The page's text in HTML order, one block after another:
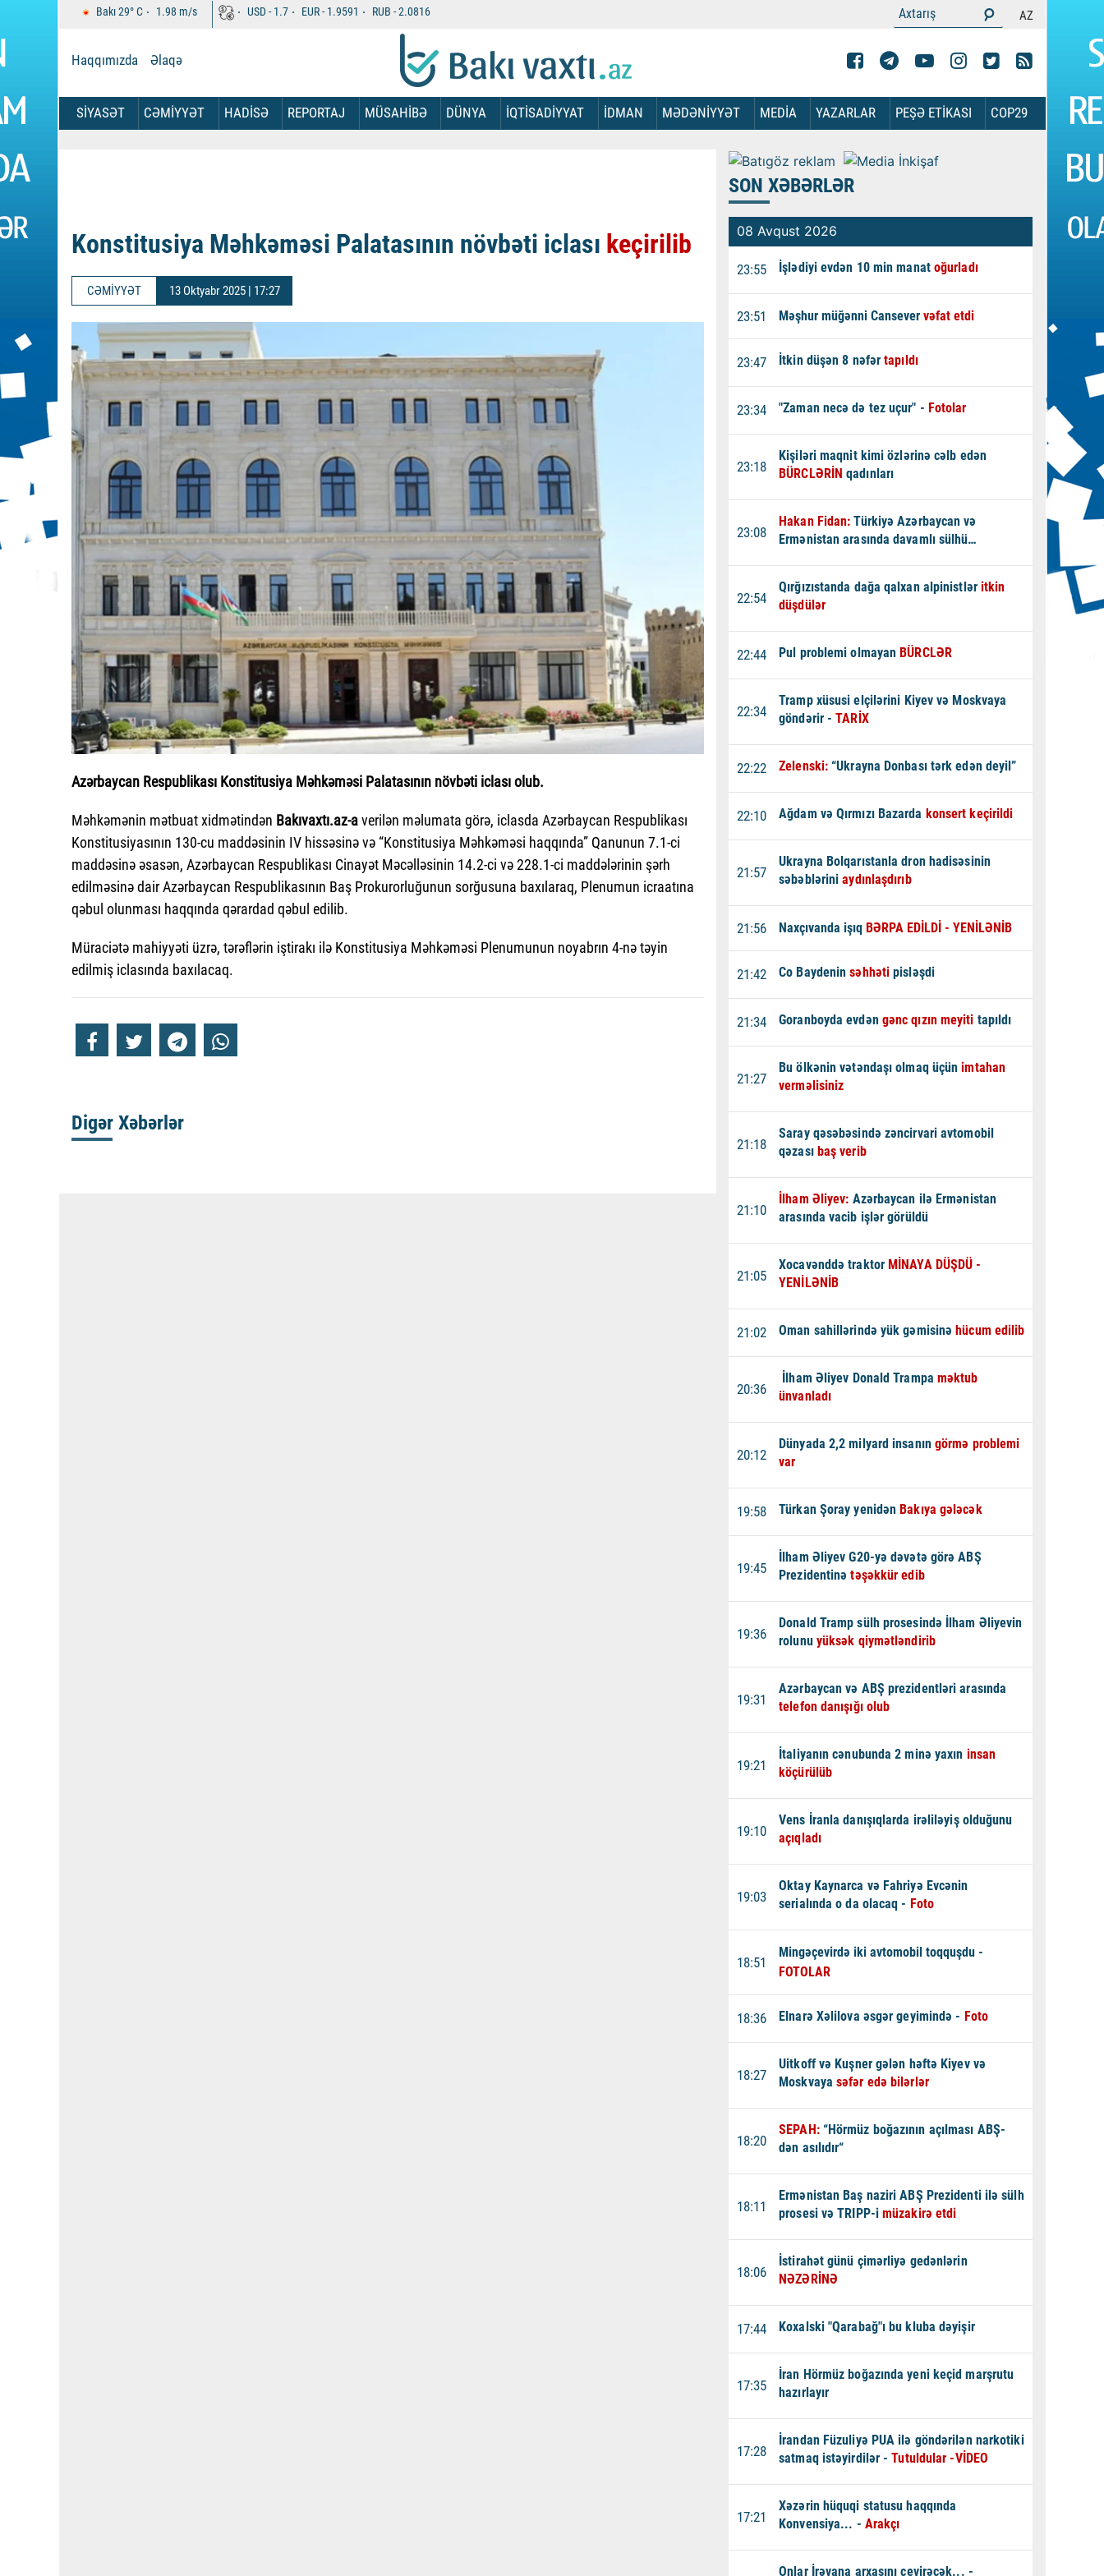
Bakı29°C 1.98 m/s USD -1.7 EUR -1.9591 RUB -2.0816 AZ
Haqqımızda Əlaqə
SİYASƏT CƏMİYYƏT HADİSƏ REPORTAJ MÜSAHİBƏ DÜNYA İQTİSADİYYAT İDMAN MƏDƏNİYYƏT MEDİA YAZARLAR PEŞƏ ETİKASI COP29
Konstitusiya Məhkəməsi Palatasının növbəti iclası keçirilib
CƏMİYYƏT 13 Oktyabr 2025 | 17:27
Azərbaycan Respublikası Konstitusiya Məhkəməsi Palatasının növbəti iclası olub.
Məhkəmənin mətbuat xidmətindən Bakıvaxtı.az-averilən məlumata görə, iclasda Azərbaycan Respublikası
Konstitusiyasının 130-cu maddəsinin IV hissəsinə və “Konstitusiya Məhkəməsi haqqında” Qanunun 7.1-ci
maddəsinə əsasən, Azərbaycan Respublikası Cinayət Məcəlləsinin 14.2-ci və 228.1-ci maddələrinin şərh
edilməsinə dair Azərbaycan Respublikasının Baş Prokurorluğunun sorğusuna baxılaraq, Plenumun icraatına
qəbul olunması haqqında qərardad qəbul edilib.
Müraciətə mahiyyəti üzrə, tərəflərin iştirakı ilə Konstitusiya Məhkəməsi Plenumunun noyabrın 4-nə təyin
edilmiş iclasında baxılacaq.
Digər Xəbərlər
SON XƏBƏRLƏR
08 Avqust 2026
23:55 İşlədiyi evdən 10 min manat oğurladı
23:51 Məşhur müğənni Cansevervəfat etdi
23:47 İtkin düşən 8 nəfərtapıldı
23:34 "Zaman necə də tez uçur" - Fotolar
23:18
Kişiləri maqnit kimi özlərinə cəlb edən
BÜRCLƏRİN qadınları
23:08
Hakan Fidan: Türkiyə Azərbaycan və
Ermənistan arasında davamlı sülhü
22:54
Qırğızıstanda dağa qalxan alpinistlər itkin
düşdülər
22:44 Pul problemi olmayan BÜRCLƏR
22:34
Tramp xüsusi elçilərini Kiyev və Moskvaya
göndərir -TARİX
22:22 Zelenski: “Ukrayna Donbası tərk edən deyil”
22:10 Ağdam və Qırmızı Bazarda konsert keçirildi
21:57
Ukrayna Bolqarıstanla dron hadisəsinin
səbəbləriniaydınlaşdırıb
21:56 Naxçıvanda işıq BƏRPA EDİLDİ - YENİLƏNİB
21:42 Co Baydeninsəhhəti pisləşdi
21:34 Goranboyda evdən gənc qızın meyiti tapıldı
21:27
Bu ölkənin vətəndaşı olmaq üçünimtahan
verməlisiniz
21:18
Saray qəsəbəsində zəncirvari avtomobil
qəzası baş verib
21:10
İlham Əliyev: Azərbaycan ilə Ermənistan
arasında vacib işlər görüldü
21:05
Xocavənddə traktor MİNAYA DÜŞDÜ -
YENİLƏNİB
21:02 Oman sahillərində yük gəmisinəhücum edilib
20:36
İlham Əliyev Donald Trampa məktub
ünvanladı
20:12
Dünyada 2,2 milyard insanın görmə problemi
var
19:58 Türkan Şoray yenidən Bakıya gələcək
19:45
İlham Əliyev G20-yə dəvətə görə ABŞ
Prezidentinətəşəkkür edib
19:36
Donald Tramp sülh prosesində İlham Əliyevin
rolunu yüksək qiymətləndirib
19:31
Azərbaycan və ABŞ prezidentləri arasında
telefon danışığı olub
19:21
İtaliyanın cənubunda 2 minə yaxın insan
köçürülüb
19:10
Vens İranla danışıqlarda irəliləyiş olduğunu
açıqladı
19:03
Oktay Kaynarca və Fahriyə Evcənin
serialında o da olacaq - Foto
18:51
Mingəçevirdə iki avtomobil toqquşdu -
FOTOLAR
18:36 Elnarə Xəlilova əsgər geyimində - Foto
18:27
Uitkoff və Kuşner gələn həftə Kiyev və
Moskvayasəfər edə bilərlər
18:20
SEPAH: “Hörmüz boğazının açılması ABŞ-
dən asılıdır“
18:11
Ermənistan Baş naziri ABŞ Prezidenti ilə sülh
prosesi və TRIPP-imüzakirə etdi
18:06
İstirahət günü çimərliyə gedənlərin
NƏZƏRİNƏ
17:44 Koxalski "Qarabağ"ı bu kluba dəyişir
17:35
İran Hörmüz boğazında yeni keçid marşrutu
hazırlayır
17:28
İrandan Füzuliyə PUA ilə göndərilən narkotiki
satmaq istəyirdilər - Tutuldular -VİDEO
17:21
Xəzərin hüquqi statusu haqqında
Konvensiya... - Arakçı
Onlar İrəvana arxasını çevirəcək... -